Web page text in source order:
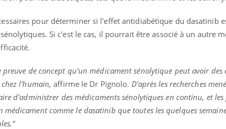
pour déterminer si l'effet antidiabétique du dasatinib
Si c'est le cas, il pourrait être associé à un autre
de concept qu'un médicament sénolytique peut avoir des
l'humain, affirme le Dr Pignolo. D'après les recherches
d'administrer des médicaments sénolytiques en continu, et
comme le dasatinib que toutes les quelques